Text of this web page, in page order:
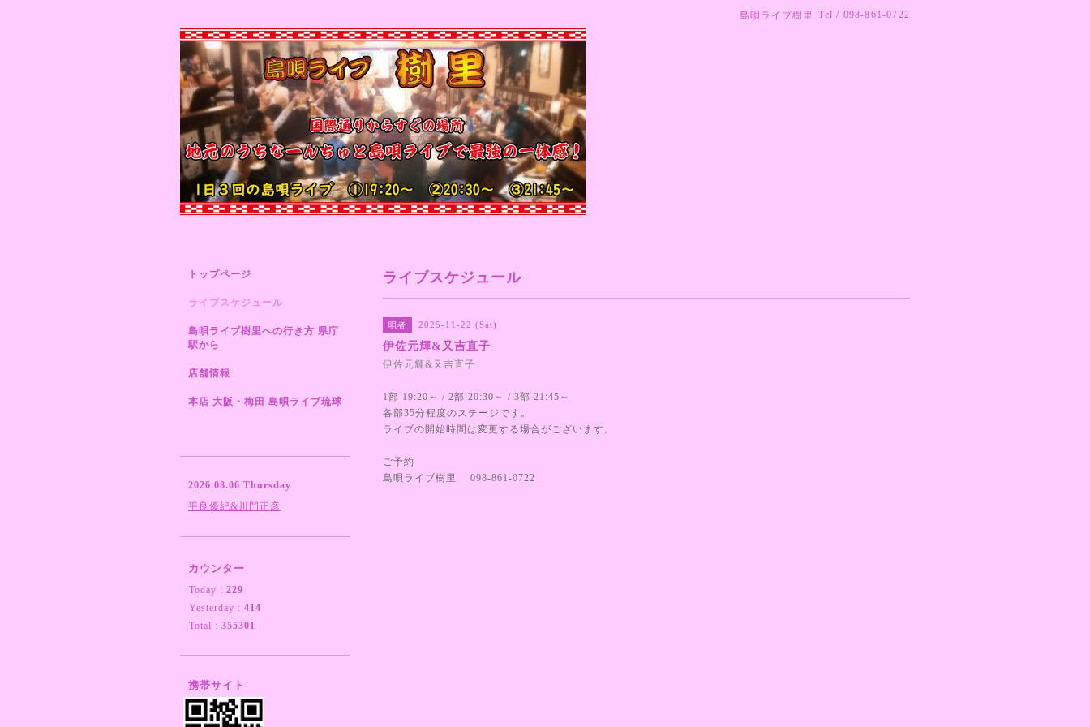
島唄ライブ樹里 Tel / 098-861-0722
ライブスケジュール
唄者 2025-11-22 (Sat)
伊佐元輝&又吉直子
伊佐元輝&又吉直子
1部 19:20～ / 2部 20:30～ / 3部 21:45～
各部35分程度のステージです。
ライブの開始時間は変更する場合がございます。
ご予約
島唄ライブ樹里 098-861-0722
トップページ
ライブスケジュール
島唄ライブ樹里への行き方 県庁
駅から
店舗情報
本店 大阪・梅田 島唄ライブ琉球
2026.08.06 Thursday
平良優紀&川門正彦
カウンター
Today : 229
Yesterday : 414
Total : 355301
携帯サイト